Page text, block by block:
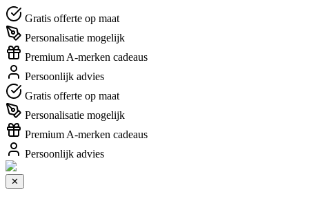
Gratis offerte op maat
Personalisatie mogelijk
Premium A-merken cadeaus
Persoonlijk advies
Gratis offerte op maat
Personalisatie mogelijk
Premium A-merken cadeaus
Persoonlijk advies
✕